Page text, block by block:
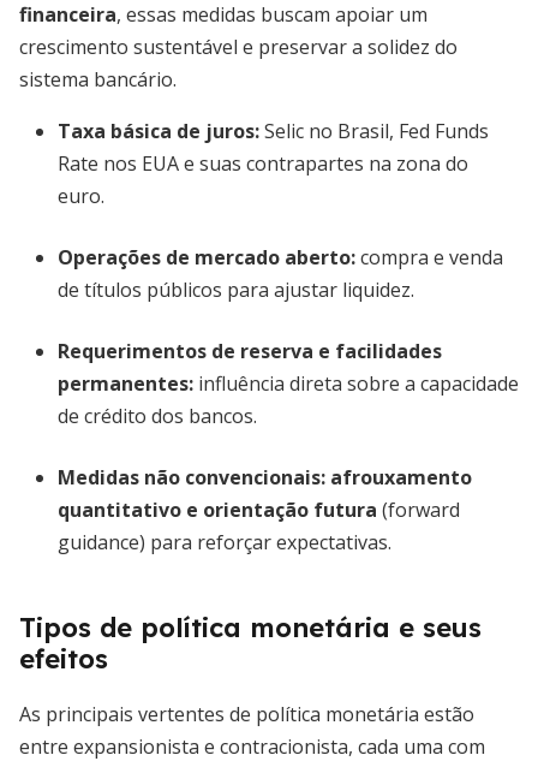
financeira, essas medidas buscam apoiar um
crescimento sustentável e preservar a solidez do
sistema bancário.
Taxa básica de juros:Selic no Brasil, Fed Funds
Rate nos EUA e suas contrapartes na zona do
euro.
Operações de mercado aberto:compra e venda
de títulos públicos para ajustar liquidez.
Requerimentos de reserva e facilidades
permanentes: influência direta sobre a capacidade
de crédito dos bancos.
Medidas não convencionais: afrouxamento
quantitativo e orientação futura (forward
guidance) para reforçar expectativas.
Tipos de política monetária e seus
efeitos
As principais vertentes de política monetária estão
entre expansionista e contracionista, cada uma com